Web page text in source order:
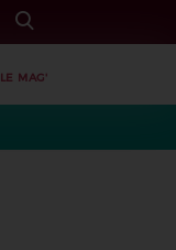
LE MAG'